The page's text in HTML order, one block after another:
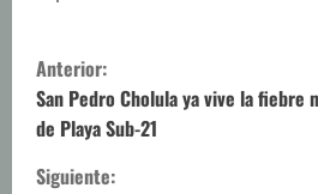
S
i
g
Anterior:
San Pedro Cholula ya vive la fiebre
de Playa Sub-21
Siguiente: